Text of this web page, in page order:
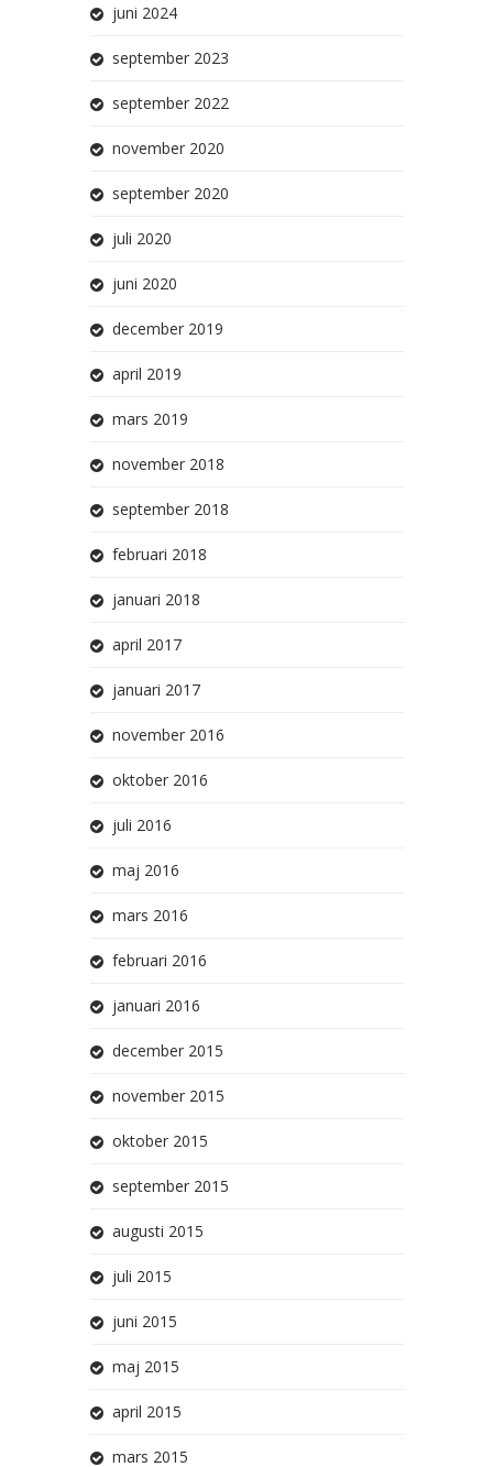
juni 2024
september 2023
september 2022
november 2020
september 2020
juli 2020
juni 2020
december 2019
april 2019
mars 2019
november 2018
september 2018
februari 2018
januari 2018
april 2017
januari 2017
november 2016
oktober 2016
juli 2016
maj 2016
mars 2016
februari 2016
januari 2016
december 2015
november 2015
oktober 2015
september 2015
augusti 2015
juli 2015
juni 2015
maj 2015
april 2015
mars 2015